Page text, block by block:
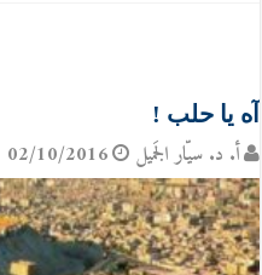
آه يا حلب !
أ. د. سيّار الجَميل 02/10/2016